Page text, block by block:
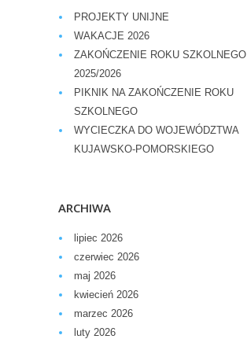
PROJEKTY UNIJNE
WAKACJE 2026
ZAKOŃCZENIE ROKU SZKOLNEGO
2025/2026
PIKNIK NA ZAKOŃCZENIE ROKU
SZKOLNEGO
WYCIECZKA DO WOJEWÓDZTWA
KUJAWSKO-POMORSKIEGO
ARCHIWA
lipiec 2026
czerwiec 2026
maj 2026
kwiecień 2026
marzec 2026
luty 2026